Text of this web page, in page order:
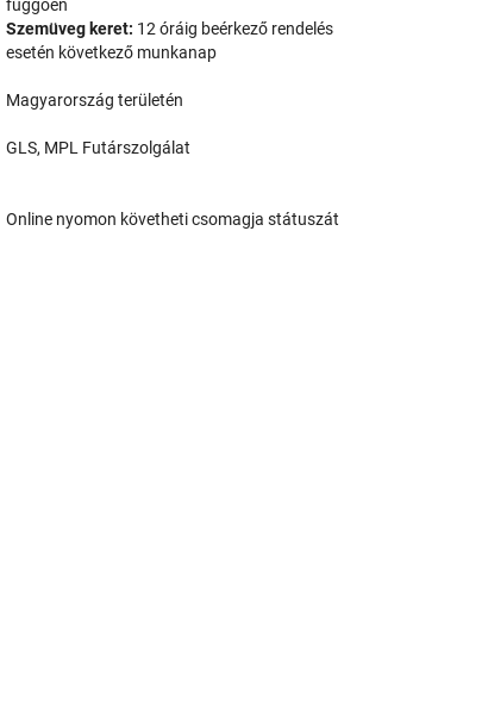
függően
Szemüveg keret: 12 óráig beérkező rendelés
esetén következő munkanap
Magyarország területén
GLS, MPL Futárszolgálat
Online nyomon követheti csomagja státuszát